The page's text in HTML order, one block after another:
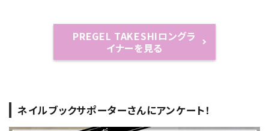
PREGEL TAKESHIロングラ
イナーを見る
ネイルブックサポーターさんにアンケート！